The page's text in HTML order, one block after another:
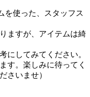
を使った、スタッフス
ますが、アイテムは綺
にしてみてください。
す。楽しみに待ってく
さいませ）